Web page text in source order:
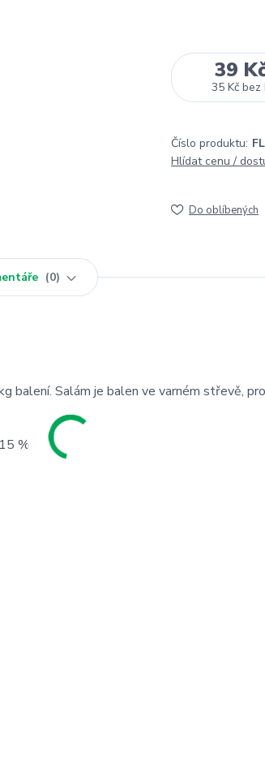
39
35 Kč bez
Číslo produktu:
Hlídat cenu /
Do oblíbených
0
balení. Salám je balen ve varném střevě,
%